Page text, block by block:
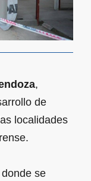
,
de
localidades
se